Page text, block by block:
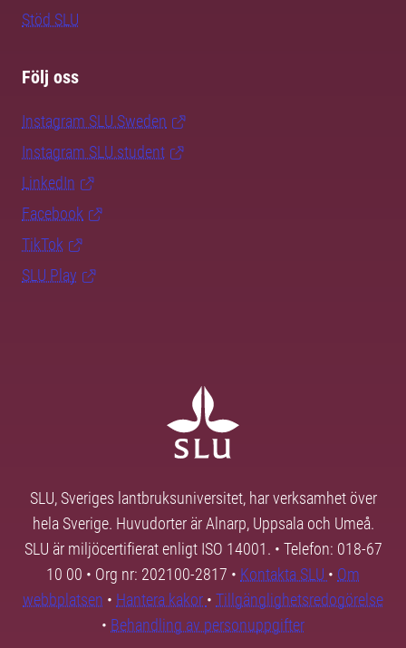
Stöd SLU
Följ oss
Instagram SLU.Sweden
Instagram SLU.student
LinkedIn
Facebook
TikTok
SLU Play
SLU, Sveriges lantbruksuniversitet, har verksamhet över
hela Sverige. Huvudorter är Alnarp, Uppsala och Umeå.
SLU är miljöcertifierat enligt ISO 14001. • Telefon: 018-67
10 00 • Org nr: 202100-2817 • Kontakta SLU • Om
webbplatsen • Hantera kakor • Tillgänglighetsredogörelse
• Behandling av personuppgifter